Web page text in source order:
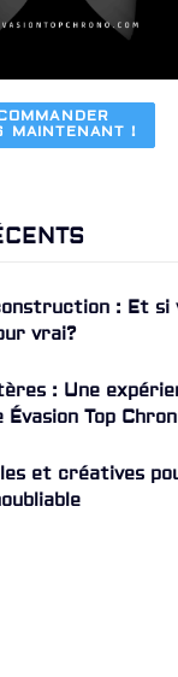
MAINTENANT !
: Et si
vrai?
: Une
Évasion Top
et créatives